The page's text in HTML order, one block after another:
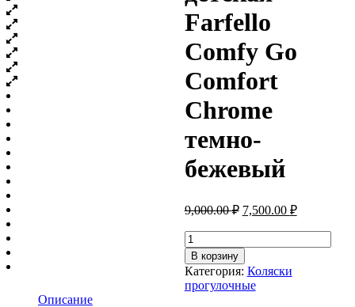
Farfello
Comfy Go
Comfort
Chrome
темно-
бежевый
9,000.00₽ Первоначальная
составляла
9,000.00 ₽.
7,500.00 ₽Текущая
Количество
товара
Коляска
прогулочная
детская
В корзину
Категория: Коляски
прогулочные
Описание